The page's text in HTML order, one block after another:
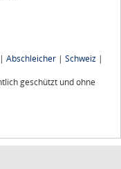
| Abschleicher | Schweiz |
geschützt und ohne